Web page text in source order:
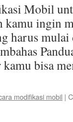
Mobil
kamu ingin
harus mulai
kamu bisa
modifikasi mobil |